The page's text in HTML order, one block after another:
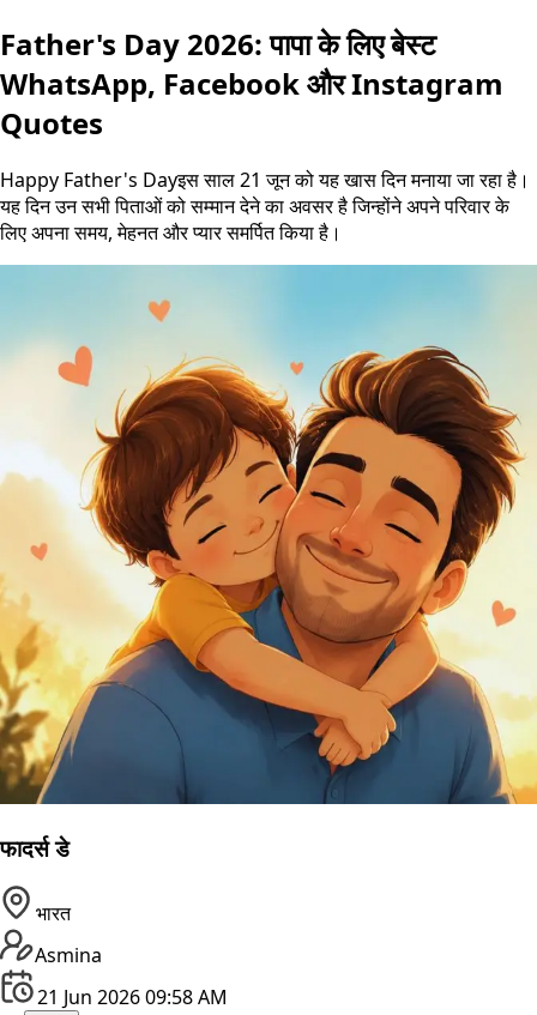
Father's Day 2026: पापा के लिए बेस्ट
WhatsApp, Facebook और Instagram
Quotes
Happy Father's Dayइस साल 21 जून को यह खास दिन मनाया जा रहा है।
यह दिन उन सभी पिताओं को सम्मान देने का अवसर है जिन्होंने अपने परिवार के
लिए अपना समय, मेहनत और प्यार समर्पित किया है।
फादर्स डे
भारत
Asmina
21 Jun 2026 09:58 AM